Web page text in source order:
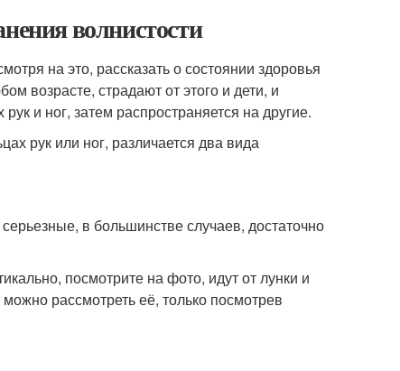
волнистости
на это, рассказать о состоянии здоровья
возрасте, страдают от этого и дети, и
и ног, затем распространяется на другие.
рук или ног, различается два вида
в большинстве случаев, достаточно
посмотрите на фото, идут от лунки и
рассмотреть её, только посмотрев